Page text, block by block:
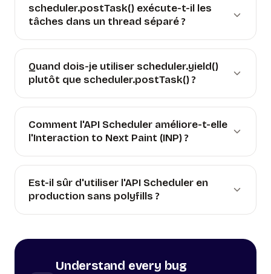
scheduler.postTask() exécute-t-il les
tâches dans un thread séparé ?
Quand dois-je utiliser scheduler.yield()
plutôt que scheduler.postTask() ?
Comment l'API Scheduler améliore-t-elle
l'Interaction to Next Paint (INP) ?
Est-il sûr d'utiliser l'API Scheduler en
production sans polyfills ?
Understand every bug